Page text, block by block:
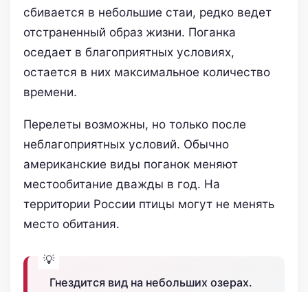
сбивается в небольшие стаи, редко ведет
отстраненный образ жизни. Поганка
оседает в благоприятных условиях,
остается в них максимальное количество
времени.
Перелеты возможны, но только после
неблагоприятных условий. Обычно
американские виды поганок меняют
местообитание дважды в год. На
территории России птицы могут не менять
место обитания.
Гнездится вид на небольших озерах.